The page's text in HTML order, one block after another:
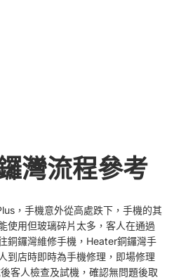
灣流程參考
，手機意外從高處跌下，手機的其
使用但玻璃碎片太多，客人在通過
銅鑼灣維修手機，Heater銅鑼灣手
到店時即時為手機修理，即場修理
客人檢查及試機，確認無問題後取